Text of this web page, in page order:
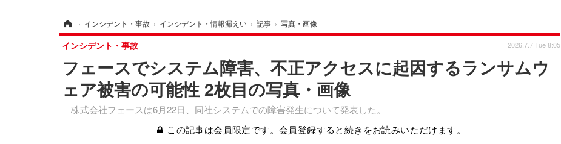
› インシデント・事故 › インシデント・情報漏えい › 記事 › 写真・画像
フェースでシステム障害、不正アクセスに起因するランサムウ
ェア被害の可能性 2枚目の写真・画像
株式会社フェースは6月22日、同社システムでの障害発生について発表した。
インシデント・事故 2026.7.7 Tue 8:05
この記事は会員限定です。会員登録すると続きをお読みいただけます。